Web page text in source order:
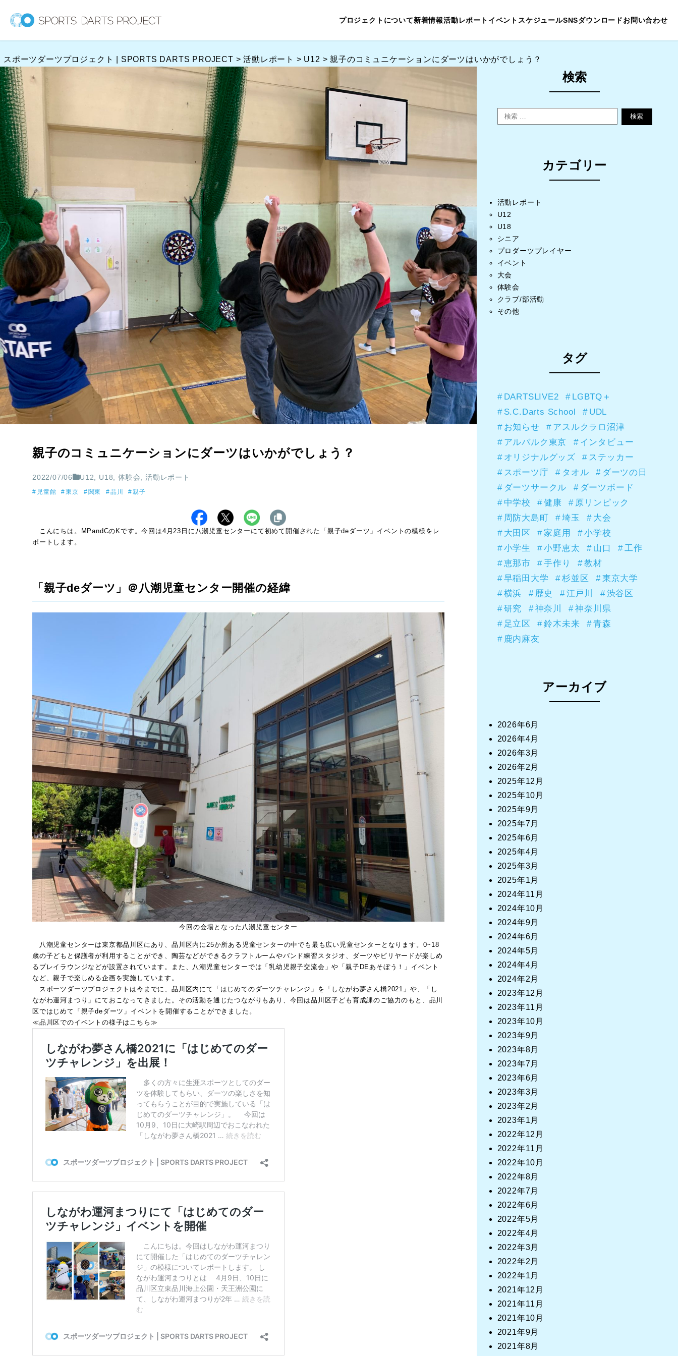
キ
ッ
プ
プロジェクトについて新着情報活動レポート イベントスケジュールSNSダウンロードお問い合わせ
スポーツダーツプロジェクト | SPORTS DARTS PROJECT >活動レポート > U12 > 親子のコミュニケーションにダーツはいかがでしょう？
親子のコミュニケーションにダーツはいかがでしょう？
2022/07/06 U12 U18 ,体験会 ,活動レポート
児童館 東京 関東 品川 親子
こんにちは。MPandCのKです。今回は4月23日に八潮児童センターにて初めて開催された「親子deダーツ」イベントの模様をレ
ポートします。
「親子deダーツ」＠八潮児童センター開催の経緯
今回の会場となった八潮児童センター
八潮児童センターは東京都品川区にあり、品川区内に25か所ある児童センターの中でも最も広い児童センターとなります。0~18
歳の子どもと保護者が利用することができ、陶芸などができるクラフトルームやバンド練習スタジオ、ダーツやビリヤードが楽しめ
るプレイラウンジなどが設置されています。また、八潮児童センターでは「乳幼児親子交流会」や「親子DEあそぼう！」イベント
など、親子で楽しめる企画を実施しています。
スポーツダーツプロジェクトは今までに、品川区内にて「はじめてのダーツチャレンジ」を「しながわ夢さん橋2021」や、「し
ながわ運河まつり」にておこなってきました。その活動を通じたつながりもあり、今回は品川区子ども育成課のご協力のもと、品川
区ではじめて「親子deダーツ」イベントを開催することができました。
≪品川区でのイベントの様子はこちら≫
検索
検索
カテゴリー
活動レポート
U12
U18
シニア
プロダーツプレイヤー
イベント
大会
体験会
クラブ/部活動
その他
タグ
DARTSLIVE2
LGBTQ＋
S.C.Darts School
UDL
お知らせ
アスルクラロ沼津
アルバルク東京
インタビュー
オリジナルグッズ
ステッカー
スポーツ庁
タオル
ダーツの日
ダーツサークル
ダーツボード
中学校
健康
原リンピック
周防大島町
埼玉
大会
大田区
家庭用
小学校
小学生
小野恵太 山口
工作
恵那市
手作り
教材
早稲田大学
杉並区
東京大学
横浜
歴史 江戸川
渋谷区
研究
神奈川
神奈川県
足立区
鈴木未来
青森
鹿内麻友
アーカイブ
2026年6月
2026年4月
2026年3月
2026年2月
2025年12月
2025年10月
2025年9月
2025年7月
2025年6月
2025年4月
2025年3月
2025年1月
2024年11月
2024年10月
2024年9月
2024年6月
2024年5月
2024年4月
2024年2月
2023年12月
2023年11月
2023年10月
2023年9月
2023年8月
2023年7月
2023年6月
2023年3月
2023年2月
2023年1月
2022年12月
2022年11月
2022年10月
2022年8月
2022年7月
2022年6月
2022年5月
2022年4月
2022年3月
2022年2月
2022年1月
2021年12月
2021年11月
2021年10月
2021年9月
2021年8月